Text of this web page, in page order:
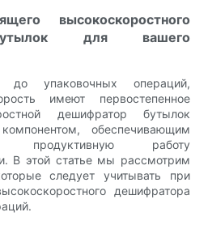
высокоскоростного
для вашего
до упаковочных операций,
имеют первостепенное
дешифратор бутылок
обеспечивающим
продуктивную работу
В этой статье мы рассмотрим
следует учитывать при
дешифратора